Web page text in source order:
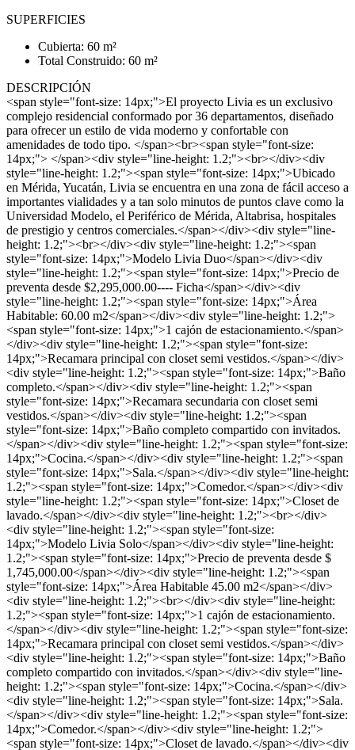
SUPERFICIES
Cubierta: 60 m²
Total Construido: 60 m²
DESCRIPCIÓN
<span style="font-size: 14px;">El proyecto Livia es un exclusivo
complejo residencial conformado por 36 departamentos, diseñado
para ofrecer un estilo de vida moderno y confortable con
amenidades de todo tipo. </span><br><span style="font-size:
14px;"> </span><div style="line-height: 1.2;"><br></div><div
style="line-height: 1.2;"><span style="font-size: 14px;">Ubicado
en Mérida, Yucatán, Livia se encuentra en una zona de fácil acceso a
importantes vialidades y a tan solo minutos de puntos clave como la
Universidad Modelo, el Periférico de Mérida, Altabrisa, hospitales
de prestigio y centros comerciales.</span></div><div style="line-
height: 1.2;"><br></div><div style="line-height: 1.2;"><span
style="font-size: 14px;">Modelo Livia Duo</span></div><div
style="line-height: 1.2;"><span style="font-size: 14px;">Precio de
preventa desde $2,295,000.00---- Ficha</span></div><div
style="line-height: 1.2;"><span style="font-size: 14px;">Área
Habitable: 60.00 m2</span></div><div style="line-height: 1.2;">
<span style="font-size: 14px;">1 cajón de estacionamiento.</span>
</div><div style="line-height: 1.2;"><span style="font-size:
14px;">Recamara principal con closet semi vestidos.</span></div>
<div style="line-height: 1.2;"><span style="font-size: 14px;">Baño
completo.</span></div><div style="line-height: 1.2;"><span
style="font-size: 14px;">Recamara secundaria con closet semi
vestidos.</span></div><div style="line-height: 1.2;"><span
style="font-size: 14px;">Baño completo compartido con invitados.
</span></div><div style="line-height: 1.2;"><span style="font-size:
14px;">Cocina.</span></div><div style="line-height: 1.2;"><span
style="font-size: 14px;">Sala.</span></div><div style="line-height:
1.2;"><span style="font-size: 14px;">Comedor.</span></div><div
style="line-height: 1.2;"><span style="font-size: 14px;">Closet de
lavado.</span></div><div style="line-height: 1.2;"><br></div>
<div style="line-height: 1.2;"><span style="font-size:
14px;">Modelo Livia Solo</span></div><div style="line-height:
1.2;"><span style="font-size: 14px;">Precio de preventa desde $
1,745,000.00</span></div><div style="line-height: 1.2;"><span
style="font-size: 14px;">Área Habitable 45.00 m2</span></div>
<div style="line-height: 1.2;"><br></div><div style="line-height:
1.2;"><span style="font-size: 14px;">1 cajón de estacionamiento.
</span></div><div style="line-height: 1.2;"><span style="font-size:
14px;">Recamara principal con closet semi vestidos.</span></div>
<div style="line-height: 1.2;"><span style="font-size: 14px;">Baño
completo compartido con invitados.</span></div><div style="line-
height: 1.2;"><span style="font-size: 14px;">Cocina.</span></div>
<div style="line-height: 1.2;"><span style="font-size: 14px;">Sala.
</span></div><div style="line-height: 1.2;"><span style="font-size:
14px;">Comedor.</span></div><div style="line-height: 1.2;">
<span style="font-size: 14px;">Closet de lavado.</span></div><div